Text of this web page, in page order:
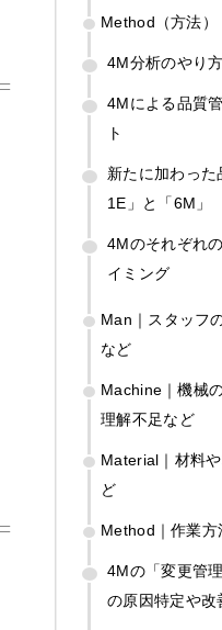
Method（方法）
4M分析のやり方
4Mによる品質
ト
新たに加わった
1E」と「6M」
4Mのそれぞれ
イミング
Man｜スタッフ
など
Machine｜機械
理解不足など
Material｜材料
ど
Method｜作業
4Mの「変更管
の原因特定や改